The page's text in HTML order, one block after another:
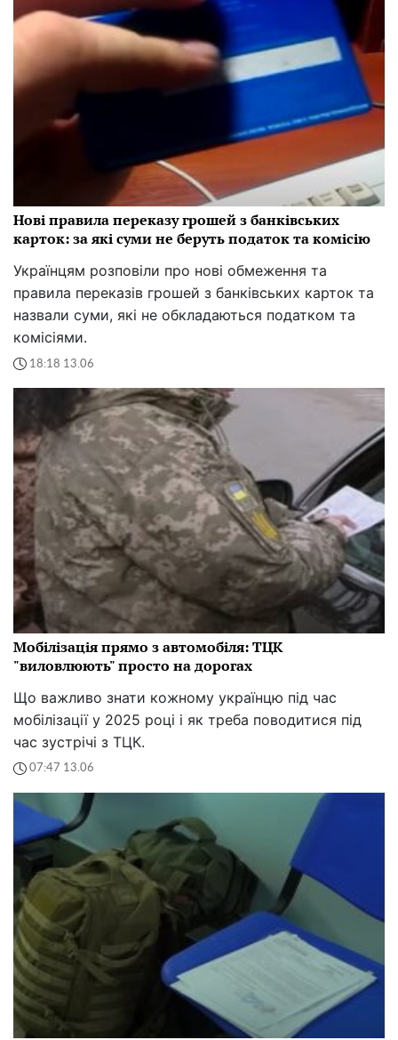
Нові правила переказу грошей з банківських
карток: за які суми не беруть податок та комісію
Українцям розповіли про нові обмеження та
правила переказів грошей з банківських карток та
назвали суми, які не обкладаються податком та
комісіями.
18:18 13.06
Мобілізація прямо з автомобіля: ТЦК
"виловлюють" просто на дорогах
Що важливо знати кожному українцю під час
мобілізації у 2025 році і як треба поводитися під
час зустрічі з ТЦК.
07:47 13.06